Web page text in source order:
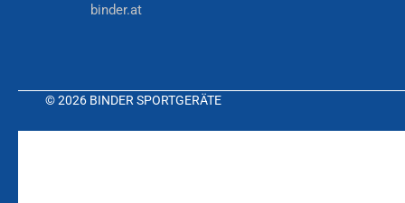
binder.at
© 2026 BINDER SPORTGERÄTE